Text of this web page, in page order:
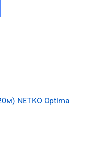
NETKO Optima